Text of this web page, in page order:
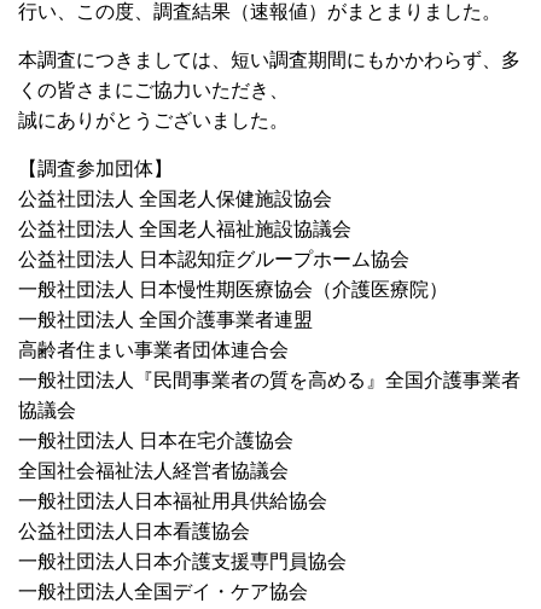
行い、この度、調査結果（速報値）がまとまりました。
本調査につきましては、短い調査期間にもかかわらず、多
くの皆さまにご協力いただき、
誠にありがとうございました。
【調査参加団体】
公益社団法人 全国老人保健施設協会
公益社団法人 全国老人福祉施設協議会
公益社団法人 日本認知症グループホーム協会
一般社団法人 日本慢性期医療協会（介護医療院）
一般社団法人 全国介護事業者連盟
高齢者住まい事業者団体連合会
一般社団法人『民間事業者の質を高める』全国介護事業者
協議会
一般社団法人 日本在宅介護協会
全国社会福祉法人経営者協議会
一般社団法人日本福祉用具供給協会
公益社団法人日本看護協会
一般社団法人日本介護支援専門員協会
一般社団法人全国デイ・ケア協会